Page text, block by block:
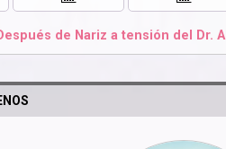
de Nariz a tensión del Dr.